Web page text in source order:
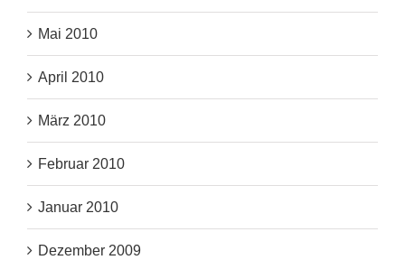
Mai 2010
April 2010
März 2010
Februar 2010
Januar 2010
Dezember 2009